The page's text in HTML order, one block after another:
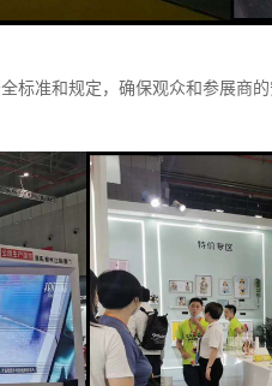
标准和规定，确保观众和参展商